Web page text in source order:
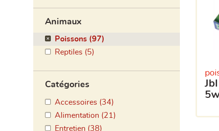
Animaux
Poissons (97)
Reptiles (5)
Catégories
Accessoires (34)
Alimentation (21)
Entretien (38)
jbl uv-c lampe rechange